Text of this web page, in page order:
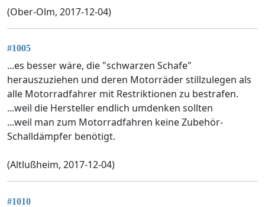
(Ober-Olm, 2017-12-04)
#1005
...es besser wäre, die "schwarzen Schafe"
herauszuziehen und deren Motorräder stillzulegen als
alle Motorradfahrer mit Restriktionen zu bestrafen.
...weil die Hersteller endlich umdenken sollten
...weil man zum Motorradfahren keine Zubehör-
Schalldämpfer benötigt.
(Altlußheim, 2017-12-04)
#1010